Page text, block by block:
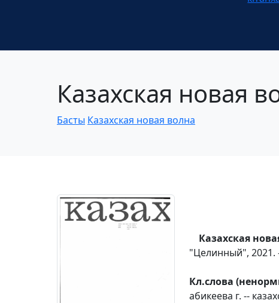
Казахская новая
Басты Казахская новая волна
Казахская
"Целинный", 2021.
Кл.слова
абикеева г. --